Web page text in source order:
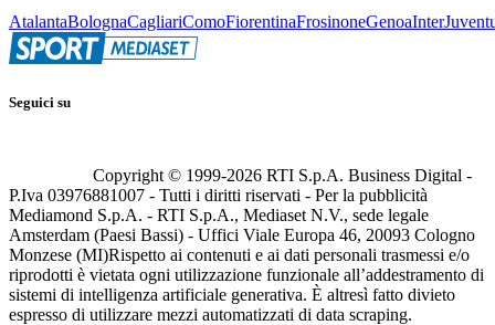
AtalantaBolognaCagliariComoFiorentinaFrosinoneGenoaInter
Seguici su
Copyright © 1999-2026 RTI S.p.A. Business Digital -
P.Iva 03976881007 - Tutti i diritti riservati - Per la pubblicità
Mediamond S.p.A. - RTI S.p.A., Mediaset N.V., sede legale
Amsterdam (Paesi Bassi) - Uffici Viale Europa 46, 20093 Cologno
Monzese (MI)Rispetto ai contenuti e ai dati personali trasmessi e/o
riprodotti è vietata ogni utilizzazione funzionale all’addestramento di
sistemi di intelligenza artificiale generativa. È altresì fatto divieto
espresso di utilizzare mezzi automatizzati di data scraping.